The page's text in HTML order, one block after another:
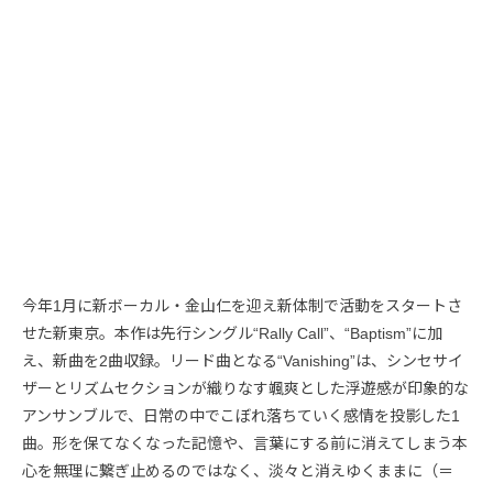
今年1月に新ボーカル・金山仁を迎え新体制で活動をスタートさ
せた新東京。本作は先行シングル“Rally Call”、“Baptism”に加
え、新曲を2曲収録。リード曲となる“Vanishing”は、シンセサイ
ザーとリズムセクションが織りなす颯爽とした浮遊感が印象的な
アンサンブルで、日常の中でこぼれ落ちていく感情を投影した1
曲。形を保てなくなった記憶や、言葉にする前に消えてしまう本
心を無理に繋ぎ止めるのではなく、淡々と消えゆくままに（＝